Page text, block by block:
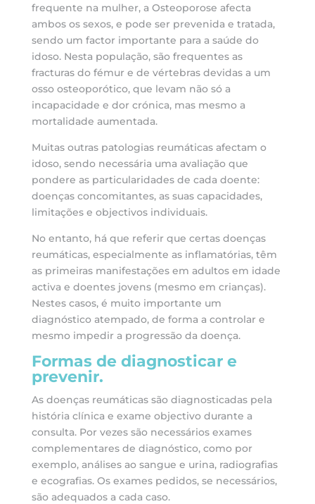
frequente na mulher, a Osteoporose afecta
ambos os sexos, e pode ser prevenida e tratada,
sendo um factor importante para a saúde do
idoso. Nesta população, são frequentes as
fracturas do fémur e de vértebras devidas a um
osso osteoporótico, que levam não só a
incapacidade e dor crónica, mas mesmo a
mortalidade aumentada.
Muitas outras patologias reumáticas afectam o
idoso, sendo necessária uma avaliação que
pondere as particularidades de cada doente:
doenças concomitantes, as suas capacidades,
limitações e objectivos individuais.
No entanto, há que referir que certas doenças
reumáticas, especialmente as inflamatórias, têm
as primeiras manifestações em adultos em idade
activa e doentes jovens (mesmo em crianças).
Nestes casos, é muito importante um
diagnóstico atempado, de forma a controlar e
mesmo impedir a progressão da doença.
Formas de diagnosticar e
prevenir.
As doenças reumáticas são diagnosticadas pela
história clínica e exame objectivo durante a
consulta. Por vezes são necessários exames
complementares de diagnóstico, como por
exemplo, análises ao sangue e urina, radiografias
e ecografias. Os exames pedidos, se necessários,
são adequados a cada caso.